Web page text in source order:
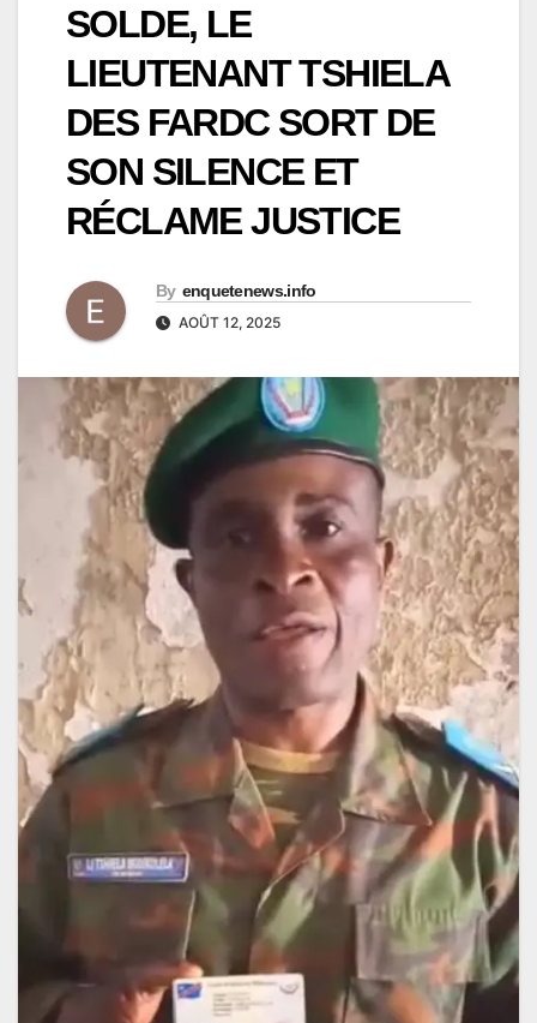
SOLDE, LE
LIEUTENANT TSHIELA
DES FARDC SORT DE
SON SILENCE ET
RÉCLAME JUSTICE
By enquetenews.info
AOÛT 12, 2025